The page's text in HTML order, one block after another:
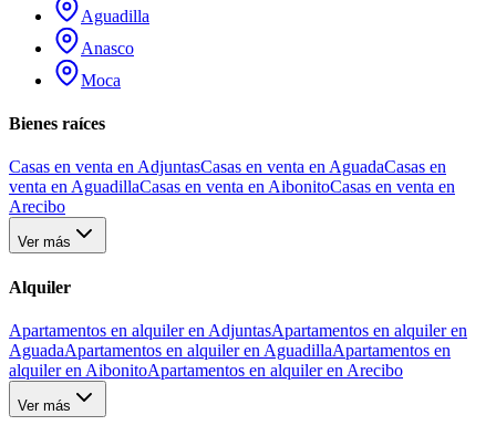
Aguadilla
Anasco
Moca
Bienes raíces
Casas en venta en AdjuntasCasas en venta en AguadaCasas en
venta en AguadillaCasas en venta en AibonitoCasas en venta en
Arecibo
Ver más
Alquiler
Apartamentos en alquiler en AdjuntasApartamentos en alquiler en
AguadaApartamentos en alquiler en AguadillaApartamentos en
alquiler en AibonitoApartamentos en alquiler en Arecibo
Ver más